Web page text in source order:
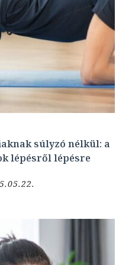
súlyzó nélkül: a
lépésről lépésre